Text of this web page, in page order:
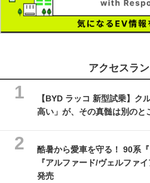
アクセスラ
【BYD ラッコ 新型試乗】ク
高い」が、その真髄は別の
酷暑から愛車を守る！ 90系
『アルファード/ヴェルファ
発売